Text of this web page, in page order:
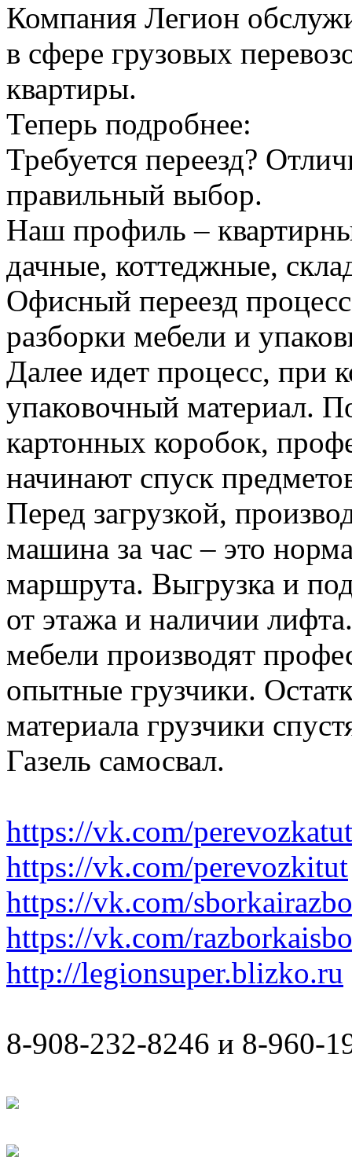
Компания Легион
в сфере грузовых
квартиры.
Теперь подробнее:
Требуется переезд?
правильный выбор.
Наш профиль –
дачные, коттеджные,
Офисный переезд
разборки мебели и
Далее идет процесс, при
упаковочный материал.
картонных коробок,
начинают спуск
Перед загрузкой,
машина за час – это
маршрута. Выгрузка и
от этажа и наличии
мебели производят
опытные грузчики.
материала грузчики
Газель самосвал.
https://vk.com/perevozkatut
https://vk.com/perevozkitut
https://vk.com/
https://vk.com/
http://legionsuper.blizko.ru
8-908-232-8246 и 8-960-